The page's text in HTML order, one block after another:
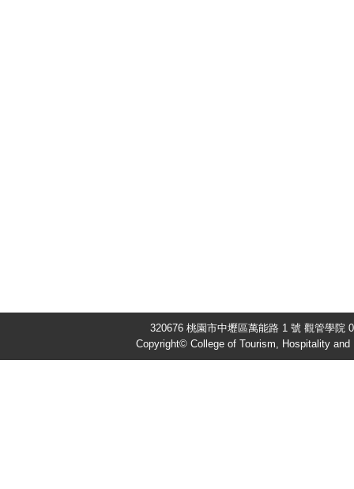
320676 桃園市中壢區萬能路 1 號 觀管學院
Copyright© College of Tourism, Hospitality